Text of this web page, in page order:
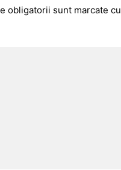
obligatorii sunt marcate cu